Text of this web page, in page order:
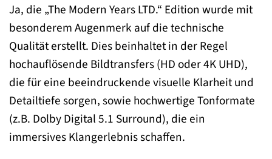
Ja, die „The Modern Years LTD.“ Edition wurde mit
besonderem Augenmerk auf die technische
Qualität erstellt. Dies beinhaltet in der Regel
hochauflösende Bildtransfers (HD oder 4K UHD),
die für eine beeindruckende visuelle Klarheit und
Detailtiefe sorgen, sowie hochwertige Tonformate
(z.B. Dolby Digital 5.1 Surround), die ein
immersives Klangerlebnis schaffen.